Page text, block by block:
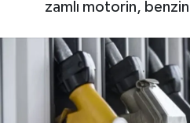
zamlı motorin,